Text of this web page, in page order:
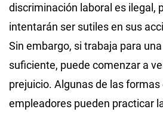
discriminación laboral es ilegal,
intentarán ser sutiles en sus
Sin embargo, si trabaja para
suficiente, puede comenzar a
prejuicio. Algunas de las formas
empleadores pueden practicar